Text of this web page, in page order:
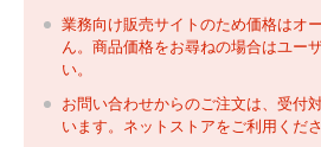
業務向け販売サイトのため価格はオ
ん。商品価格をお尋ねの場合はユー
い。
お問い合わせからのご注文は、受付
います。ネットストアをご利用くださ